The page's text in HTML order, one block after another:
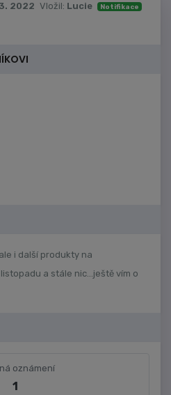
2022 Vložil: Lucie Notifikace
i další produkty na
a stále nic...ještě vím o
oznámení
1